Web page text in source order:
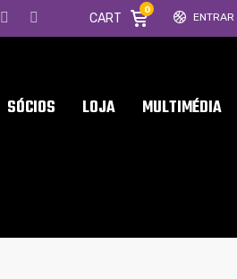
ENTRAR
CART
0
SÓCIOS LOJA MULTIMÉDIA